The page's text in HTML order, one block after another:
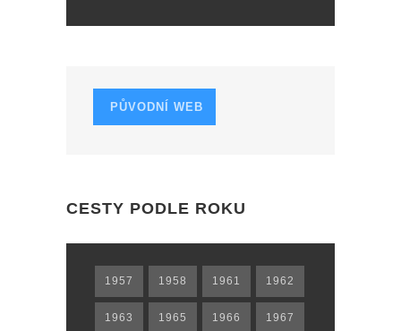
A
PŮVODNÍ WEB
CESTY PODLE ROKU
1957 1958 1961 1962
1963 1965 1966 1967